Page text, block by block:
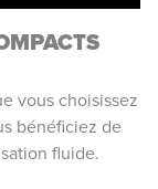
vous choisissez
bénéficiez de
fluide.